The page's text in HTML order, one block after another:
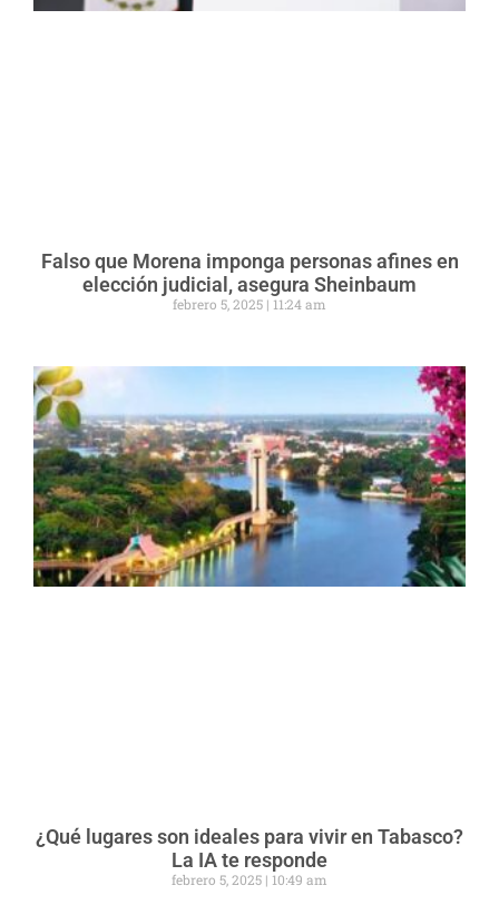
Falso que Morena imponga personas afines en
elección judicial, asegura Sheinbaum
febrero 5, 2025 11:24 am
¿Qué lugares son ideales para vivir en Tabasco?
La IA te responde
febrero 5, 2025 10:49 am